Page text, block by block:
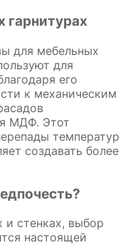
для мебельных
для
его
к механическим
МДФ. Этот
температур
создавать более
и стенках, выбор
настоящей